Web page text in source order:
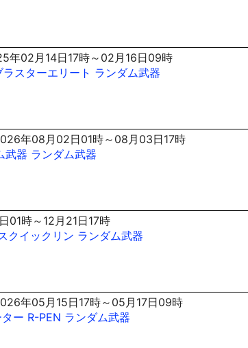
年02月14日17時～02月16日09時
ラスターエリート ランダム武器
年08月02日01時～08月03日17時
武器 ランダム武器
01時～12月21日17時
クイックリン ランダム武器
年05月15日17時～05月17日09時
ー R-PEN ランダム武器